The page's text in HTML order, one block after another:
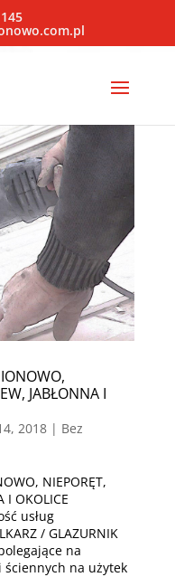
JABŁONNA I
2018| Bez
NIEPORĘT,
I OKOLICE
usług
/ GLAZURNIK
na
ściennych na użytek